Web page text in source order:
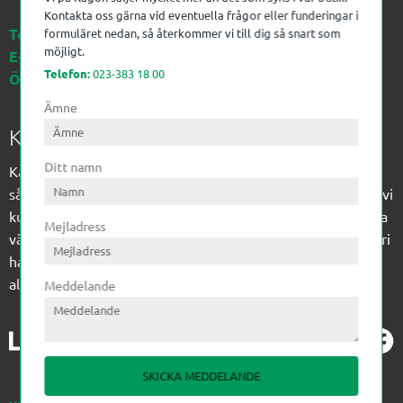
Telefon:023-383 18 00
E-post:kagon@kagon.se
Öppettider:Måndag-Fredag, 07-16
Kagon AB
Kagon har sedan 1972 levererat kompetens till
sågverksindustrin och övrig industri. Till träindustrin tillför vi
kunskap med optimeringslösningar från timmerplanen hela
vägen fram till paketering/emballering och till övrig industri
har vi ett komplement sortiment av teknikprodukter med
allt ifrån slangtillverkning till transmission och lager.
Kontakta oss gärna vid eventuella frågor eller funderingar i
formuläret nedan, så återkommer vi till dig så snart som
möjligt.
Telefon:023-383 18 00
Ämne
Ditt namn
Mejladress
Meddelande
SKICKA MEDDELANDE